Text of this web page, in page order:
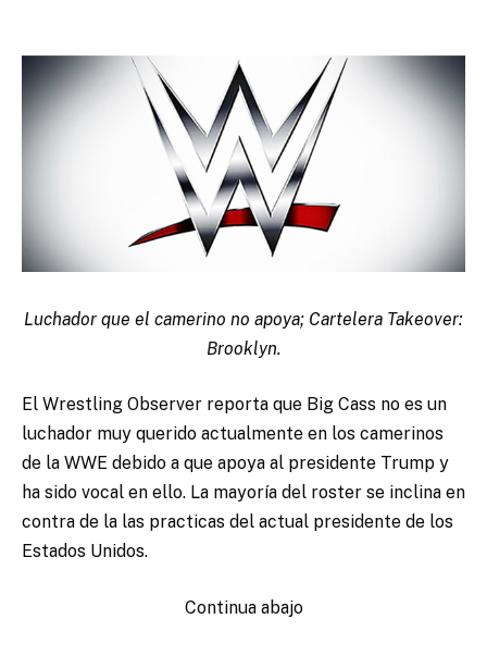
Luchador que el camerino no apoya; Cartelera Takeover:
Brooklyn.
El Wrestling Observer reporta que Big Cass no es un
luchador muy querido actualmente en los camerinos
de la WWE debido a que apoya al presidente Trump y
ha sido vocal en ello. La mayoría del roster se inclina en
contra de la las practicas del actual presidente de los
Estados Unidos.
Continua abajo